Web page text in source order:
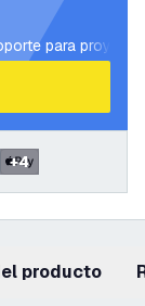
para
+4
producto